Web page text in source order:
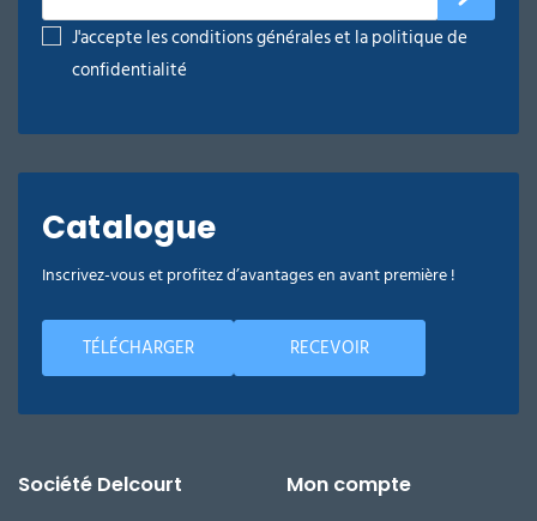
J'accepte les conditions générales et la politique de
confidentialité
Catalogue
Inscrivez-vous et profitez d’avantages en avant première !
TÉLÉCHARGER RECEVOIR
Société Delcourt
Mon compte